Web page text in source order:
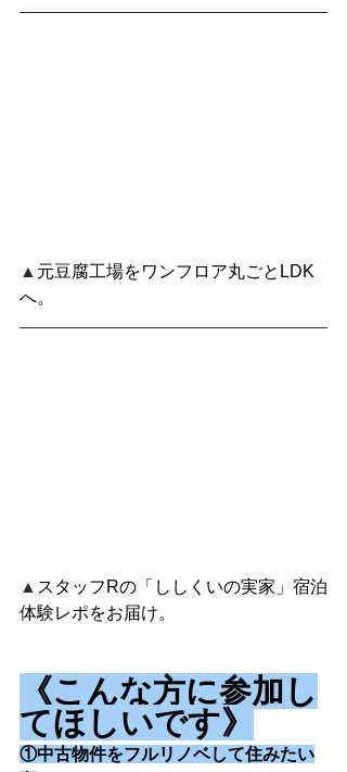
▲ 元豆腐工場をワンフロア丸ごとLDK
へ。
▲ スタッフRの「ししくいの実家」宿泊
体験レポをお届け。
《こんな方に参加し
てほしいです》
①中古物件をフルリノベして住みたい